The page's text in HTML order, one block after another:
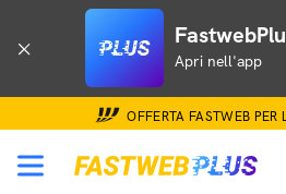
Apri nell'app
OFFERTA FASTWEB PER